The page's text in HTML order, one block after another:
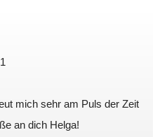
mich sehr am Puls der Zeit
an dich Helga!